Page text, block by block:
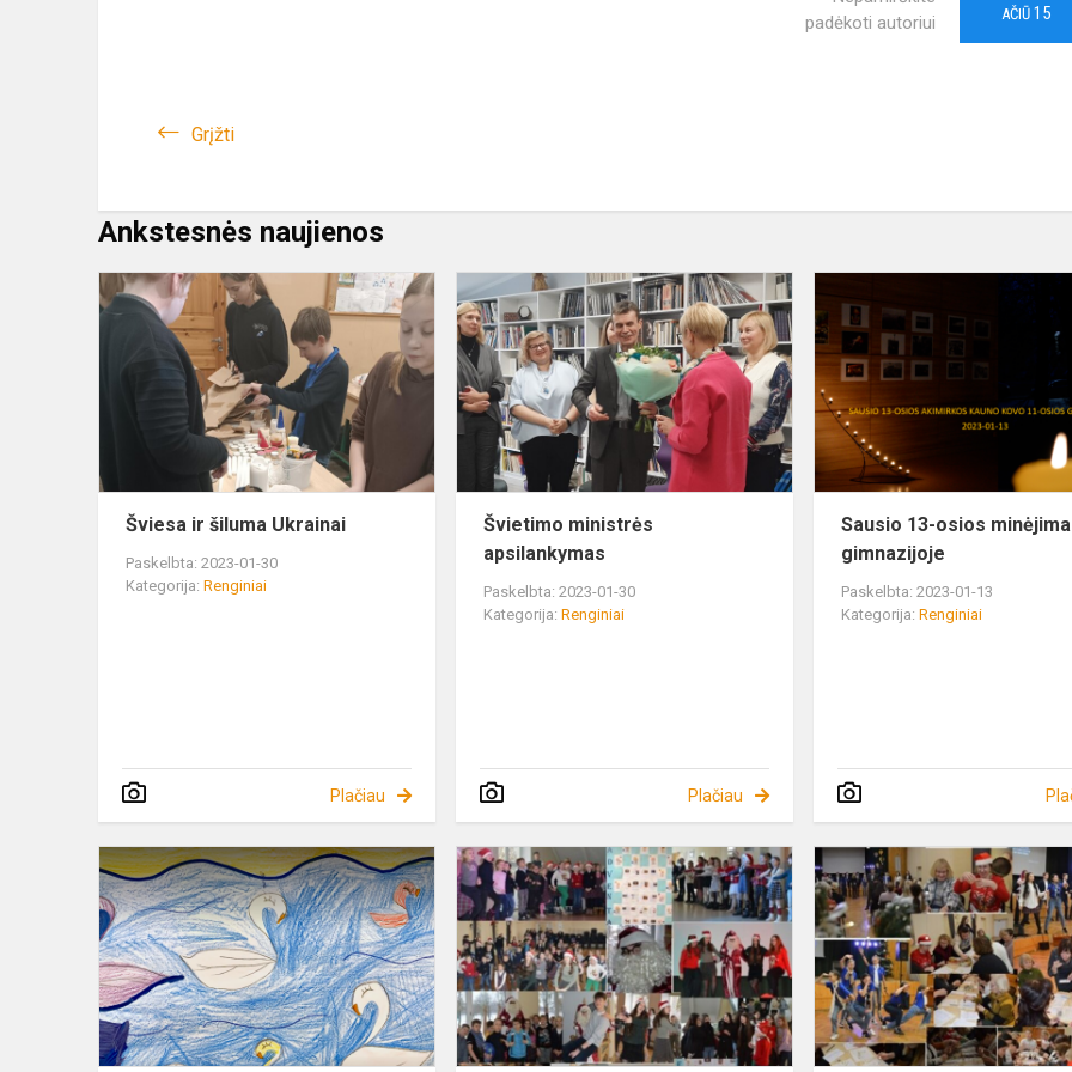
padėkoti autoriui
AČIŪ 15
Grįžti
Ankstesnės naujienos
Šviesa
šiluma
Ukrainai
Šviesa ir šiluma Ukrainai
Paskelbta: 2023-01-30
Kategorija: Renginiai
Plačiau
Švietimo
ministrės
apsilankymas
Švietimo ministrės
apsilankymas
Paskelbta: 2023-01-30
Kategorija:Renginiai
Plačiau
Sausio 13-osios
gimnazijoje
Paskelbta: 2023-01-13
Kategorija:Renginiai
Vaikai
piešia
baletą
Mokinių
komiteto
sveikinimas